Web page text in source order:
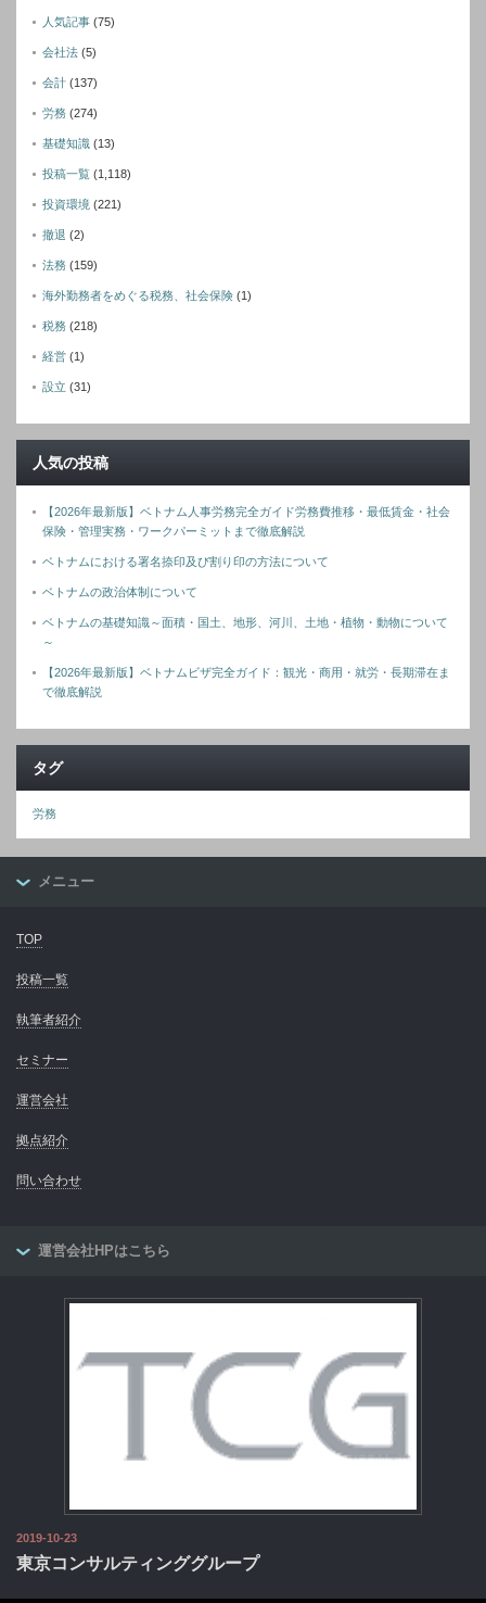
人気記事 (75)
会社法 (5)
会計 (137)
労務 (274)
基礎知識 (13)
投稿一覧 (1,118)
投資環境 (221)
撤退 (2)
法務 (159)
海外勤務者をめぐる税務、社会保険 (1)
税務 (218)
経営 (1)
設立 (31)
人気の投稿
【2026年最新版】ベトナム人事労務完全ガイド労務費推移・最低賃金・社会
保険・管理実務・ワークパーミットまで徹底解説
ベトナムにおける署名捺印及び割り印の方法について
ベトナムの政治体制について
ベトナムの基礎知識～面積・国土、地形、河川、土地・植物・動物について
～
【2026年最新版】ベトナムビザ完全ガイド：観光・商用・就労・長期滞在ま
で徹底解説
タグ
労務
メニュー
TOP
投稿一覧
執筆者紹介
セミナー
運営会社
拠点紹介
問い合わせ
運営会社HPはこちら
2019-10-23
東京コンサルティンググループ